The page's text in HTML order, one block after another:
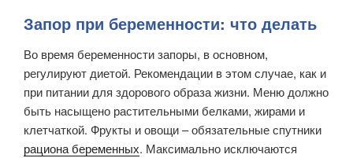
Запор при беременности: что делать
Во время беременности запоры, в основном,
регулируют диетой. Рекомендации в этом случае, как и
при питании для здорового образа жизни. Меню должно
быть насыщено растительными белками, жирами и
клетчаткой. Фрукты и овощи – обязательные спутники
рациона беременных. Максимально исключаются